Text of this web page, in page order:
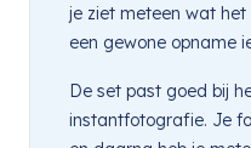
je ziet meteen wat
een gewone opname
De set past goed bij
instantfotografie. Je